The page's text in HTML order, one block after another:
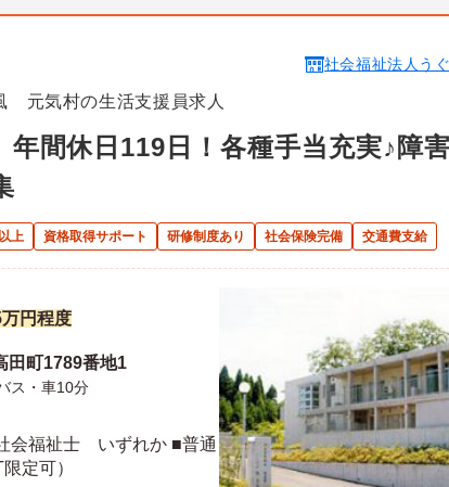
社会福祉法人う
元気村の生活支援員求人
年間休日119日！各種手当充実♪障
上 資格取得サポート 研修制度あり 社会保険完備 交通費支給
円程度
田町1789番地1
ス・車10分
会福祉士 いずれか ■普通
定可）